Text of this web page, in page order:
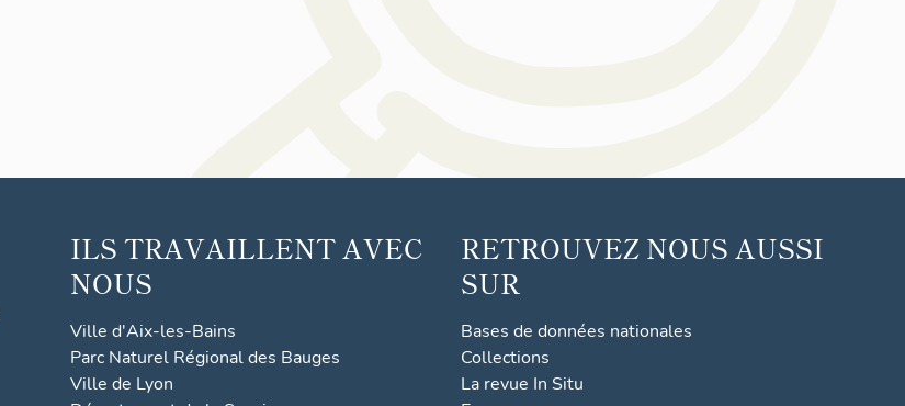
ILS TRAVAILLENT AVEC
NOUS
Ville d'Aix-les-Bains
Parc Naturel Régional des Bauges
Ville de Lyon
RETROUVEZ NOUS AUSSI
SUR
Bases de données nationales
Collections
La revue In Situ